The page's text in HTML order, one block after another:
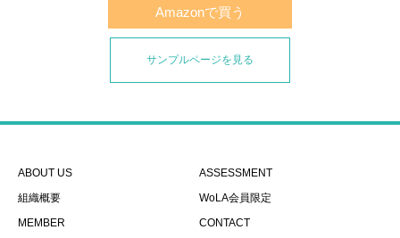
Amazonで買う
サンプルページを見る
ABOUT US
組織概要
MEMBER
ASSESSMENT
WoLA会員限定
CONTACT